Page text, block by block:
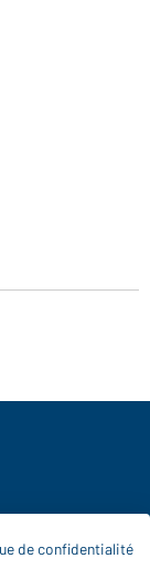
de confidentialité